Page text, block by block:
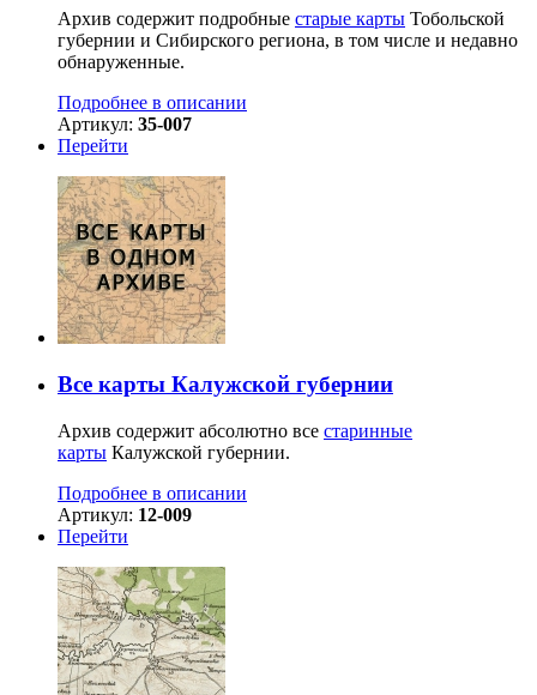
Архив содержит подробные старые карты Тобольской
губернии и Сибирского региона, в том числе и недавно
обнаруженные.
Подробнее в описании
Артикул: 35-007
Перейти
Все карты Калужской губернии
Архив содержит абсолютно все старинные
карты Калужской губернии.
Подробнее в описании
Артикул: 12-009
Перейти